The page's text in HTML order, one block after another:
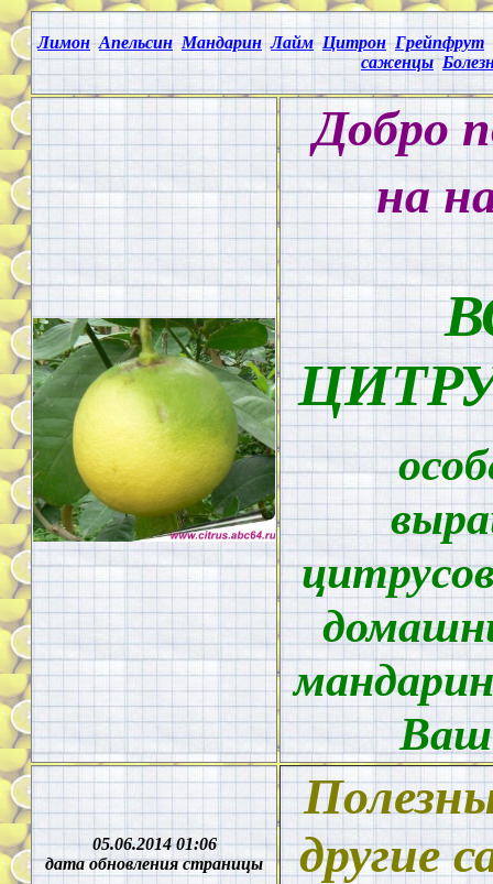
Лимон Апельсин Мандарин Лайм Цитрон Грейпфрут
саженцы
Добро
на
05.06.2014 01:06
дата обновления страницы
другие